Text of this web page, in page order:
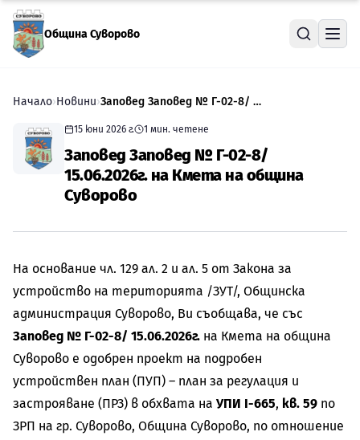
Прескочи към съдържанието
Община Суворово
Начало›Новини› Заповед Заповед № Г-02-8/ 15.06.2026г. на Кмета на община Суворово
15 юни 2026 г. 1 мин. четене
Заповед Заповед № Г-02-8/
15.06.2026г. на Кмета на община
Суворово
На основание чл. 129 ал. 2 и ал. 5 от Закона за
устройство на територията /ЗУТ/, Общинска
администрация Суворово, Ви съобщава, че със
Заповед № Г-02-8/ 15.06.2026г. на Кмета на община
Суворово е одобрен проект на подробен
устройствен план (ПУП) – план за регулация и
застрояване (ПРЗ) в обхвата на УПИ I-665, кв. 59 по
ЗРП на гр. Суворово, Община Суворово, по отношение